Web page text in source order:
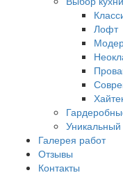
Лофт
Галерея работ
Отзывы
Контакты